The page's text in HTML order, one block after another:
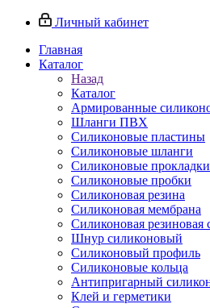
Личный кабинет
Главная
Каталог
Назад
Каталог
Армированные
Шланги ПВХ
Силиконовые пластины
Силиконовые шланги
Силиконовые прокладки
Силиконовые пробки
Силиконовая резина
Силиконовая мембрана
Силиконовая резиновая
Шнур силиконовый
Силиконовый профиль
Силиконовые кольца
Антипригарный
Клей и герметики